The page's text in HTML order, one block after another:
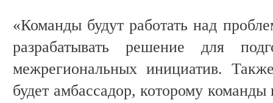
«Команды будут работать над
разрабатывать решение для
межрегиональных инициатив.
будет амбассадор, которому